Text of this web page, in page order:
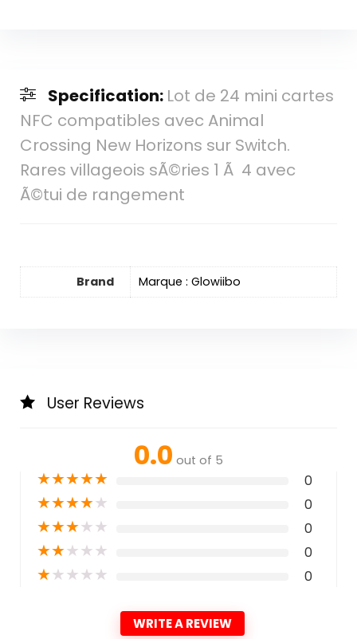
Specification: Lot de 24 mini cartes
NFC compatibles avec Animal
Crossing New Horizons sur Switch.
Rares villageois sÃ©ries 1 Ã 4 avec
Ã©tui de rangement
Brand Marque : Glowiibo
User Reviews
0.0 out of 5
★★★★★ 0
★★★★★ 0
★★★★★ 0
★★★★★ 0
★★★★★ 0
WRITE A REVIEW